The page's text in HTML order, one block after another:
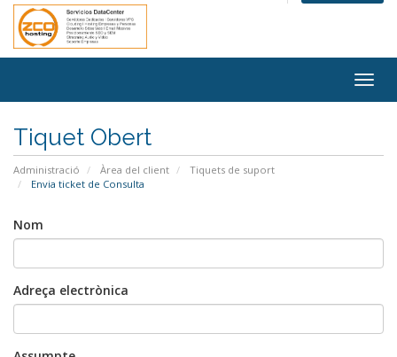
Tiquet Obert
Administració Àrea del client
Tiquets de suport
Envia ticket de Consulta
Nom
Adreça electrònica